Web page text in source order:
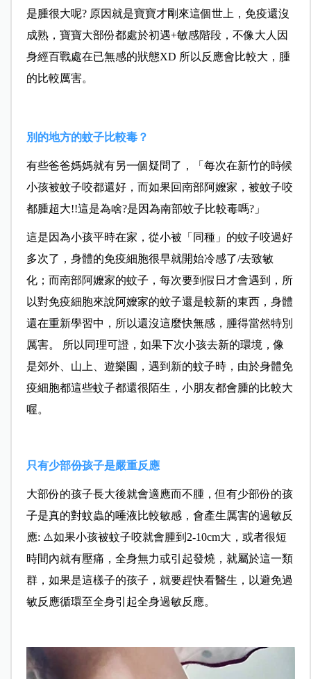
是腫很大呢? 原因就是寶寶才剛來這個世上，免疫還沒
成熟，寶寶大部份都處於初遇+敏感階段，不像大人因
身經百戰處在已無感的狀態XD 所以反應會比較大，腫
的比較厲害。
別的地方的蚊子比較毒？
有些爸爸媽媽就有另一個疑問了，「每次在新竹的時候
小孩被蚊子咬都還好，而如果回南部阿嬤家，被蚊子咬
都腫超大!!這是為啥?是因為南部蚊子比較毒嗎?」
這是因為小孩平時在家，從小被「同種」的蚊子咬過好
多次了，身體的免疫細胞很早就開始冷感了/去致敏
化；而南部阿嬤家的蚊子，每次要到假日才會遇到，所
以對免疫細胞來說阿嬤家的蚊子還是較新的東西，身體
還在重新學習中，所以還沒這麼快無感，腫得當然特別
厲害。 所以同理可證，如果下次小孩去新的環境，像
是郊外、山上、遊樂園，遇到新的蚊子時，由於身體免
疫細胞都這些蚊子都還很陌生，小朋友都會腫的比較大
喔。
只有少部份孩子是嚴重反應
大部份的孩子長大後就會適應而不腫，但有少部份的孩
子是真的對蚊蟲的唾液比較敏感，會產生厲害的過敏反
應: ⚠️如果小孩被蚊子咬就會腫到2-10cm大，或者很短
時間內就有壓痛，全身無力或引起發燒，就屬於這一類
群，如果是這樣子的孩子，就要趕快看醫生，以避免過
敏反應循環至全身引起全身過敏反應。